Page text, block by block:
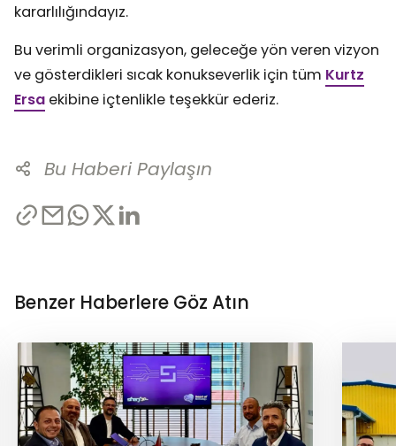
kararlılığındayız.
Bu verimli organizasyon, geleceğe yön veren vizyon
ve gösterdikleri sıcak konukseverlik için tüm Kurtz
Ersa ekibine içtenlikle teşekkür ederiz.
Bu Haberi Paylaşın
Benzer Haberlere Göz Atın